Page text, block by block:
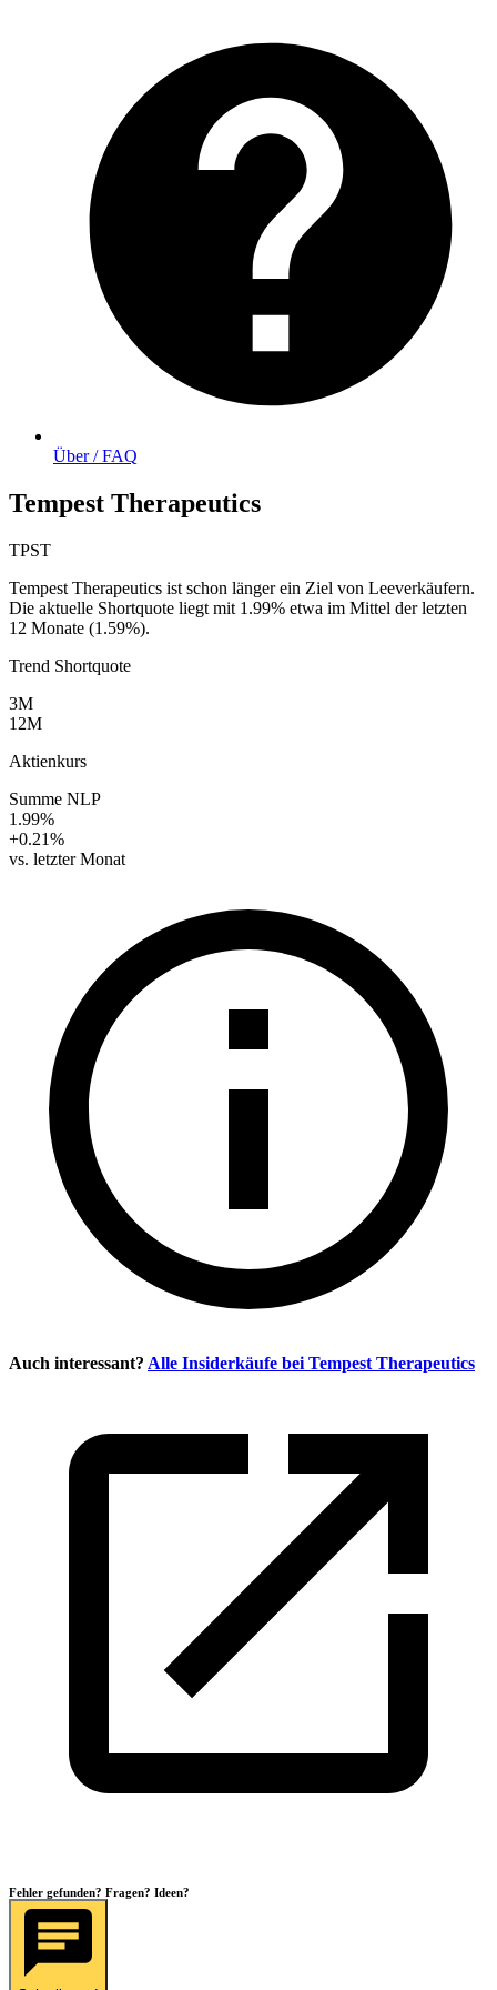
Über / FAQ
Tempest Therapeutics
TPST
Tempest Therapeutics ist schon länger ein Ziel von Leeverkäufern.
Die aktuelle Shortquote liegt mit 1.99% etwa im Mittel der letzten
12 Monate (1.59%).
Trend Shortquote
3M
12M
Aktienkurs
Summe NLP
1.99%
+0.21%
vs. letzter Monat
Auch interessant? Alle Insiderkäufe bei Tempest Therapeutics
Fehler gefunden? Fragen? Ideen?